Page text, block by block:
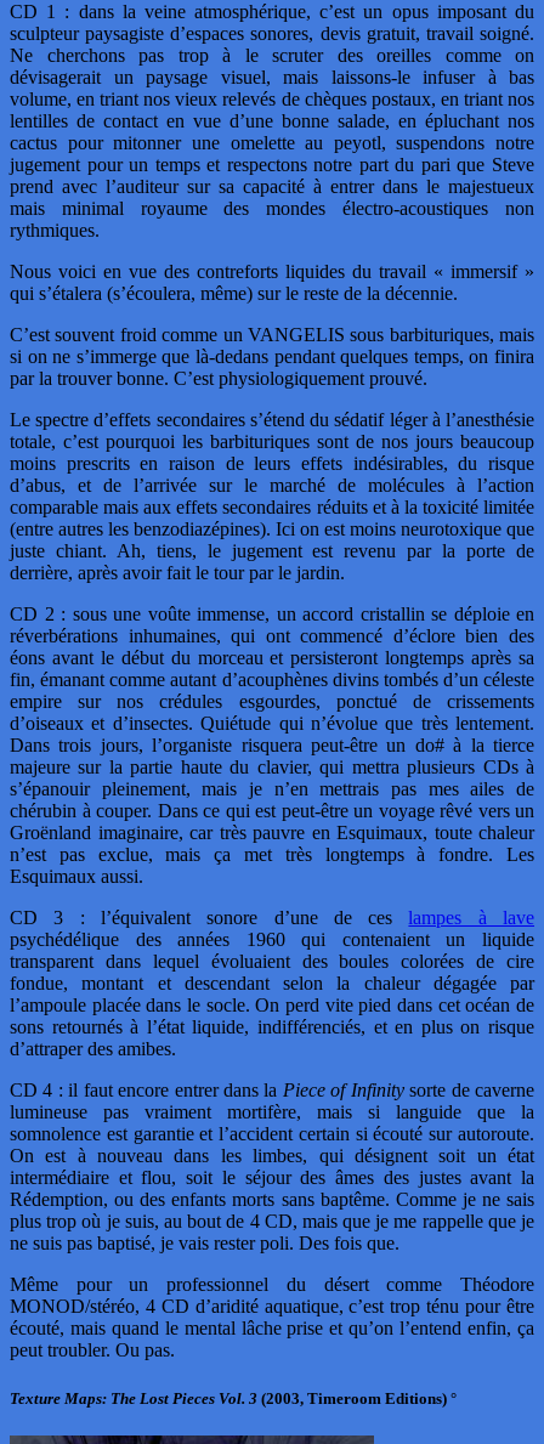
CD 1 : dans la veine atmosphérique, c’est un opus imposant du
sculpteur paysagiste d’espaces sonores, devis gratuit, travail soigné.
Ne cherchons pas trop à le scruter des oreilles comme on
dévisagerait un paysage visuel, mais laissons-le infuser à bas
volume, en triant nos vieux relevés de chèques postaux, en triant nos
lentilles de contact en vue d’une bonne salade, en épluchant nos
cactus pour mitonner une omelette au peyotl, suspendons notre
jugement pour un temps et respectons notre part du pari que Steve
prend avec l’auditeur sur sa capacité à entrer dans le majestueux
mais minimal royaume des mondes électro-acoustiques non
rythmiques.
Nous voici en vue des contreforts liquides du travail « immersif »
qui s’étalera (s’écoulera, même) sur le reste de la décennie.
C’est souvent froid comme un VANGELIS sous barbituriques, mais
si on ne s’immerge que là-dedans pendant quelques temps, on finira
par la trouver bonne. C’est physiologiquement prouvé.
Le spectre d’effets secondaires s’étend du sédatif léger à l’anesthésie
totale, c’est pourquoi les barbituriques sont de nos jours beaucoup
moins prescrits en raison de leurs effets indésirables, du risque
d’abus, et de l’arrivée sur le marché de molécules à l’action
comparable mais aux effets secondaires réduits et à la toxicité limitée
(entre autres les benzodiazépines). Ici on est moins neurotoxique que
juste chiant. Ah, tiens, le jugement est revenu par la porte de
derrière, après avoir fait le tour par le jardin.
CD 2 : sous une voûte immense, un accord cristallin se déploie en
réverbérations inhumaines, qui ont commencé d’éclore bien des
éons avant le début du morceau et persisteront longtemps après sa
fin, émanant comme autant d’acouphènes divins tombés d’un céleste
empire sur nos crédules esgourdes, ponctué de crissements
d’oiseaux et d’insectes. Quiétude qui n’évolue que très lentement.
Dans trois jours, l’organiste risquera peut-être un do# à la tierce
majeure sur la partie haute du clavier, qui mettra plusieurs CDs à
s’épanouir pleinement, mais je n’en mettrais pas mes ailes de
chérubin à couper. Dans ce qui est peut-être un voyage rêvé vers un
Groënland imaginaire, car très pauvre en Esquimaux, toute chaleur
n’est pas exclue, mais ça met très longtemps à fondre. Les
Esquimaux aussi.
CD 3 : l’équivalent sonore d’une de ceslampes à lave
psychédélique des années 1960 qui contenaient un liquide
transparent dans lequel évoluaient des boules colorées de cire
fondue, montant et descendant selon la chaleur dégagée par
l’ampoule placée dans le socle. On perd vite pied dans cet océan de
sons retournés à l’état liquide, indifférenciés, et en plus on risque
d’attraper des amibes.
CD 4 : il faut encore entrer dans la Piece of Infinitysorte de caverne
lumineuse pas vraiment mortifère, mais si languide que la
somnolence est garantie et l’accident certain si écouté sur autoroute.
On est à nouveau dans les limbes, qui désignent soit un état
intermédiaire et flou, soit le séjour des âmes des justes avant la
Rédemption, ou des enfants morts sans baptême. Comme je ne sais
plus trop où je suis, au bout de 4 CD, mais que je me rappelle que je
ne suis pas baptisé, je vais rester poli. Des fois que.
Même pour un professionnel du désert comme Théodore
MONOD/stéréo, 4 CD d’aridité aquatique, c’est trop ténu pour être
écouté, mais quand le mental lâche prise et qu’on l’entend enfin, ça
peut troubler. Ou pas.
Texture Maps: The Lost Pieces Vol. 3 (2003, Timeroom Editions) °